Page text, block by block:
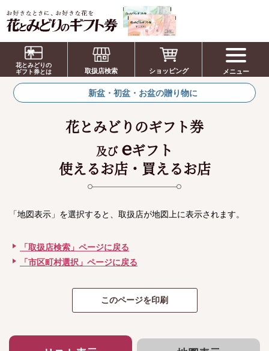
お祝い、お盆、新盆、お彼岸、喪中、お供
え、見舞い、返事、供花、線香贈答におすす
めのギフト
花とみどりの
ギフト券とは
取扱店検索 ショッピング メニュー
新盆・初盆・お盆の贈り物に
花とみどりのギフト券
及び eギフト
使えるお店・買えるお店
「地図表示」を選択すると、取扱店が地図上に表示されます。
「取扱店検索」ページに戻る
「市区町村選択」ページに戻る